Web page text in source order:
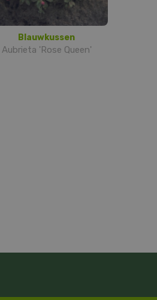
Blauwkussen
Aubrieta 'Rose Queen'